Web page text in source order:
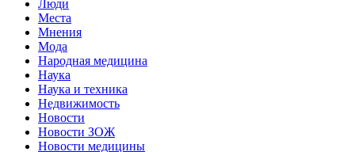
Люди
Места
Мнения
Мода
Народная медицина
Наука
Наука и техника
Недвижимость
Новости
Новости ЗОЖ
Новости медицины